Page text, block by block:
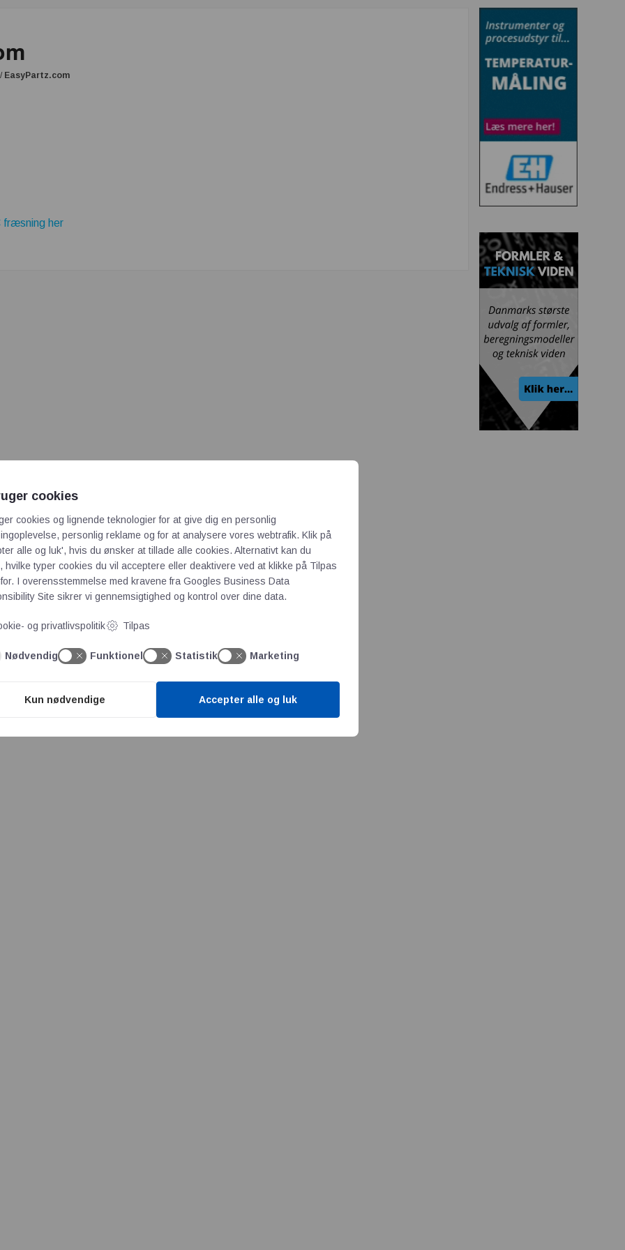
EasyPartz.com
fræsning her
cookies
cookies og lignende teknologier for at give dig en personlig
personlig reklame og for at analysere vores webtrafik. Klik på
alle og luk', hvis du ønsker at tillade alle cookies. Alternativt kan du
hvilke typer cookies du vil acceptere eller deaktivere ved at klikke på Tilpas
I overensstemmelse med kravene fra Googles Business Data
Site sikrer vi gennemsigtighed og kontrol over dine data.
og privatlivspolitik Tilpas
Nødvendig Funktionel Statistik Marketing
Kun nødvendige Accepter alle og luk